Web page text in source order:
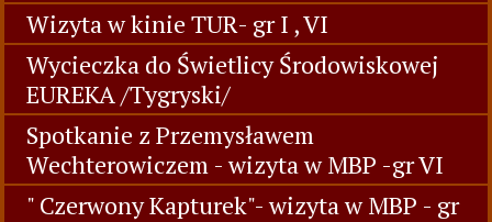
Wizyta w kinie TUR- gr I , VI
Wycieczka do Świetlicy Środowiskowej
EUREKA /Tygryski/
Spotkanie z Przemysławem
Wechterowiczem - wizyta w MBP -gr VI
" Czerwony Kapturek"- wizyta w MBP - gr